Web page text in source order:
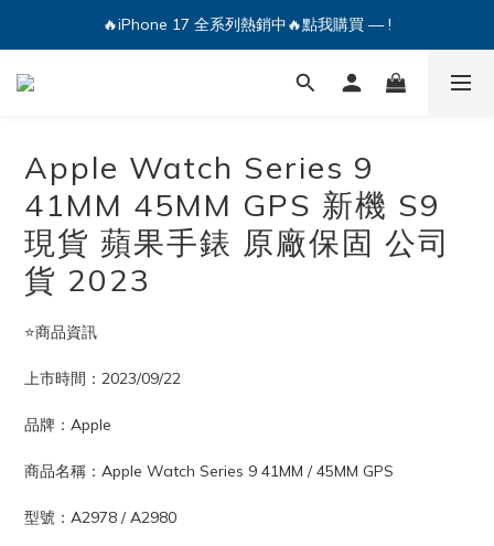
🔥iPhone 17 全系列熱銷中🔥點我購買 — !
💕加入Q哥 Line 新好友領優惠券！🎫
🔥iPhone 17 全系列熱銷中🔥點我購買 — !
Apple Watch Series 9
41MM 45MM GPS 新機 S9
現貨 蘋果手錶 原廠保固 公司
貨 2023
⭐️商品資訊
上市時間：2023/09/22
品牌：Apple
商品名稱：Apple Watch Series 9 41MM / 45MM GPS
型號：A2978 / A2980